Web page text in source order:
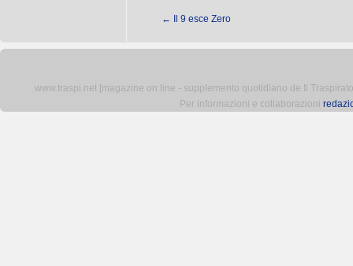
← Il 9 esce Zero
www.traspi.net [magazine on line - supplemento quotidiano de Il
Per informazioni e collaborazioni